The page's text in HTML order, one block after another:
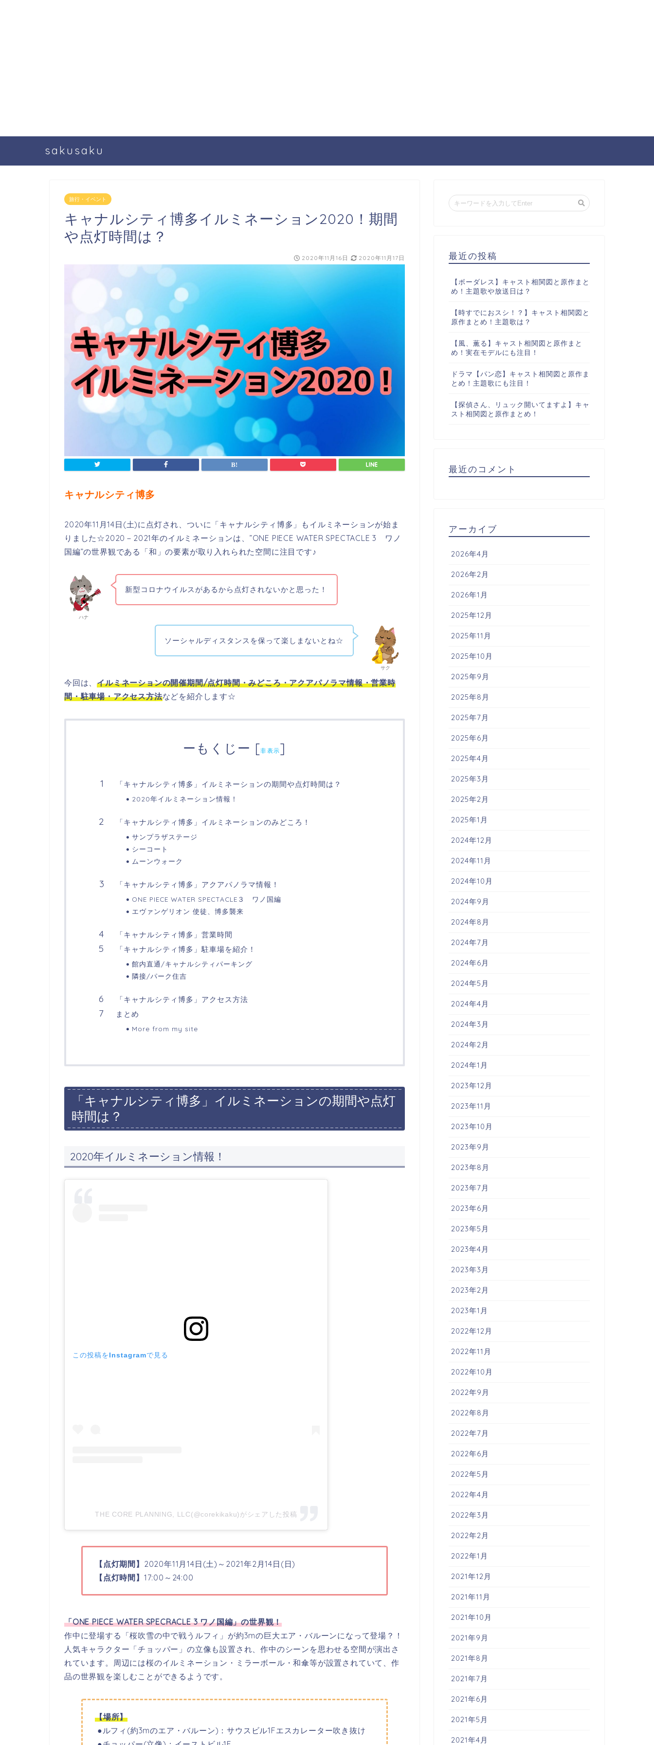
sakusaku
旅行・イベント
キャナルシティ博多イルミネーション2020！期間
や点灯時間は？
2020年11月16日 2020年11月17日
キャナルシティ博多
2020年11月14日(土)に点灯され、ついに「キャナルシティ博多」もイルミネーションが始ま
りました☆2020－2021年のイルミネーションは、 ”ONE PIECE WATER SPECTACLE 3 ワノ
国編”の世界観である「和」の要素が取り入れられた空間に注目です♪
ハナ
新型コロナウイルスがあるから点灯されないかと思った！
サク
ソーシャルディスタンスを保って楽しまないとね☆
今回は、イルミネーションの開催期間/点灯時間・みどころ・アクアパノラマ情報・営業時
間・駐車場・アクセス方法などを紹介します☆
ーもくじー [非表示]
「キャナルシティ博多」イルミネーションの期間や点灯時間は？
2020年イルミネーション情報！
「キャナルシティ博多」イルミネーションのみどころ！
サンプラザステージ
シーコート
ムーンウォーク
「キャナルシティ博多」アクアパノラマ情報！
ONE PIECE WATER SPECTACLE３ ワノ国編
エヴァンゲリオン 使徒、博多襲来
「キャナルシティ博多」営業時間
「キャナルシティ博多」駐車場を紹介！
館内直通/キャナルシティパーキング
隣接/パーク住吉
「キャナルシティ博多」アクセス方法
まとめ
More from my site
「キャナルシティ博多」イルミネーションの期間や点灯
時間は？
2020年イルミネーション情報！
この投稿をInstagramで見る
THE CORE PLANNING, LLC(@corekikaku)がシェアした投稿
【点灯期間】 2020年11月14日(土)～2021年2月14日(日)
【点灯時間】 17:00～24:00
「ONE PIECE WATER SPECRACLE 3 ワノ国編」の世界観！
作中に登場する「桜吹雪の中で戦うルフィ」が約3mの巨大エア・バルーンになって登場？！
人気キャラクター「チョッパー」の立像も設置され、作中のシーンを思わせる空間が演出さ
れています。周辺には桜のイルミネーション・ミラーボール・和傘等が設置されていて、作
品の世界観を楽しむことができるようです。
【場所】
●ルフィ(約3mのエア・バルーン)：サウスビル1Fエスカレーター吹き抜け
最近の投稿
【ボーダレス】キャスト相関図と原作まと
め！主題歌や放送日は？
【時すでにおスシ！？】キャスト相関図と
原作まとめ！主題歌は？
【風、薫る】キャスト相関図と原作まと
め！実在モデルにも注目！
ドラマ【パン恋】キャスト相関図と原作ま
とめ！主題歌にも注目！
【探偵さん、リュック開いてますよ】キャ
スト相関図と原作まとめ！
最近のコメント
アーカイブ
2026年4月
2026年2月
2026年1月
2025年12月
2025年11月
2025年10月
2025年9月
2025年8月
2025年7月
2025年6月
2025年4月
2025年3月
2025年2月
2025年1月
2024年12月
2024年11月
2024年10月
2024年9月
2024年8月
2024年7月
2024年6月
2024年5月
2024年4月
2024年3月
2024年2月
2024年1月
2023年12月
2023年11月
2023年10月
2023年9月
2023年8月
2023年7月
2023年6月
2023年5月
2023年4月
2023年3月
2023年2月
2023年1月
2022年12月
2022年11月
2022年10月
2022年9月
2022年8月
2022年7月
2022年6月
2022年5月
2022年4月
2022年3月
2022年2月
2022年1月
2021年12月
2021年11月
2021年10月
2021年9月
2021年8月
2021年7月
2021年6月
2021年5月
2021年4月